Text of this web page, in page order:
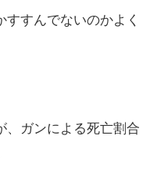
すんでないのかよく
、ガンによる死亡割合